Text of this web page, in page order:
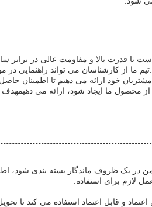
قدرت بالا و مقاومت عالی در برابر
خود ارائه می دهیم تا اطمینان
محصول ما ایجاد شود، ارائه می
در یک ظروف ماندگار بسته بندی
لازم برای استفاده.
و قابل اعتماد استفاده می کند تا